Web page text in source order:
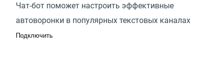
Чат-бот поможет настроить эффективные
автоворонки в популярных текстовых каналах
Подключить